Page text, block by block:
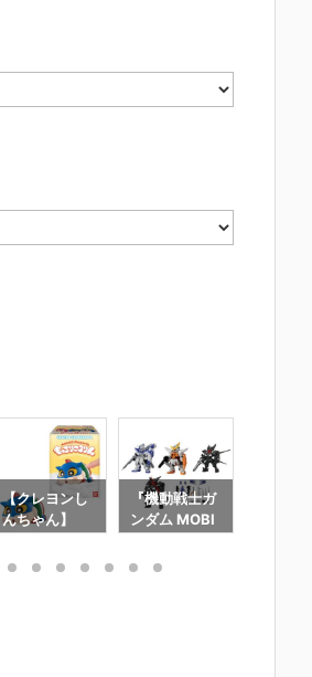
【クレヨンし
んちゃん】
ろりん♪クレ
『機動戦士ガ
ンダム MOBI
EMBLE 16』